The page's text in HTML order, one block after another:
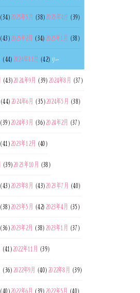
(34) 2025年5月 (38) 2025年4月 (39)
(43) 2025年2月 (34) 2025年1月 (38)
(44) 2024年11月 (42)
(43) 2024年9月 (39) 2024年8月 (37)
(44) 2024年6月 (35) 2024年5月 (38)
(39) 2024年3月 (36) 2024年2月 (37)
(41) 2023年12月 (40)
(39) 2023年10月 (38)
(43) 2023年8月 (43) 2023年7月 (40)
(38) 2023年5月 (42) 2023年4月 (35)
(36) 2023年2月 (38) 2023年1月 (37)
(41) 2022年11月 (39)
(36) 2022年9月 (40) 2022年8月 (39)
(40) 2022年6月 (39) 2022年5月 (40)
リー